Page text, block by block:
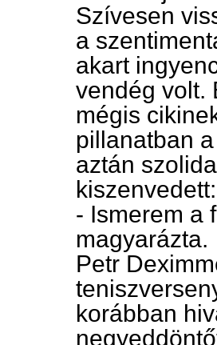
Szívesen
a
akart
vendég volt.
mégis
pillanatban
aztán
kiszenvedett:
- Ismerem a
magyarázta.
Petr
korábban